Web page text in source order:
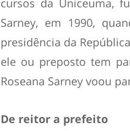
cursos da Uniceuma,
Sarney, em 1990,
presidência da
ele ou preposto tem
Roseana Sarney voou
De reitor a prefeito